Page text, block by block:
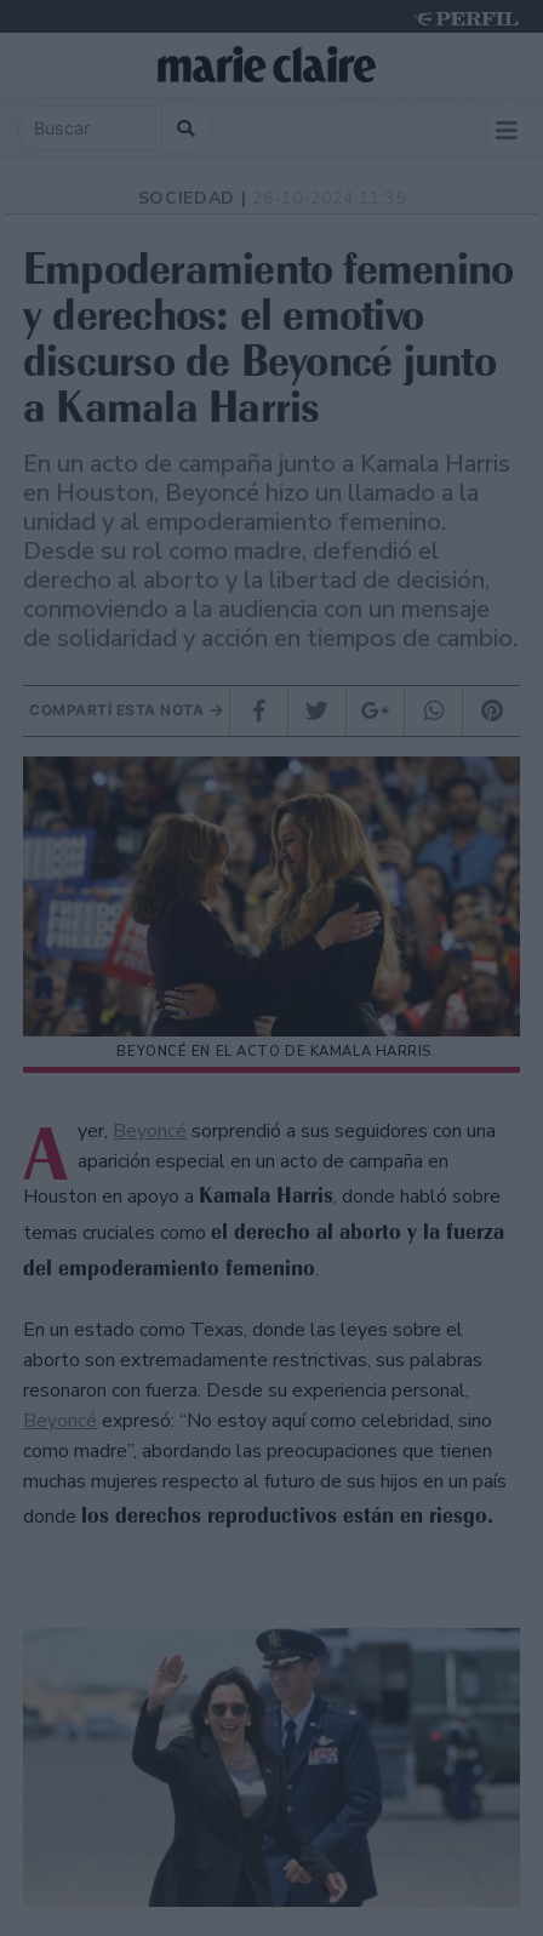
SOCIEDAD |
Empoderamiento femenino
y derechos: el emotivo
discurso de Beyoncé junto
a Kamala Harris
En un acto de campaña junto a Kamala Harris
en Houston, Beyoncé hizo un llamado a la
unidad y al empoderamiento femenino.
Desde su rol como madre, defendió el
derecho al aborto y la libertad de decisión,
conmoviendo a la audiencia con un mensaje
de solidaridad y acción en tiempos de cambio.
COMPARTÍ ESTA NOTA
BEYONCÉ EN EL ACTO DE KAMALA HARRIS.
A yer, Beyoncé sorprendió a sus seguidores con una
aparición especial en un acto de campaña en
Houston en apoyo a Kamala Harris, donde habló sobre
temas cruciales como el derecho al aborto y la fuerza
del empoderamiento femenino.
En un estado como Texas, donde las leyes sobre el
aborto son extremadamente restrictivas, sus palabras
resonaron con fuerza. Desde su experiencia personal,
Beyoncé expresó: “No estoy aquí como celebridad, sino
como madre”, abordando las preocupaciones que tienen
muchas mujeres respecto al futuro de sus hijos en un país
donde los derechos reproductivos están en riesgo.